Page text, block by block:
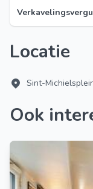
Locatie
Sint-
Ook